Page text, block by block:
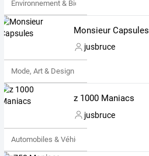
Environnement & Bio
Monsieur Capsules
jusbruce
Mode, Art & Design
z 1000 Maniacs
jusbruce
Automobiles & Véhicules